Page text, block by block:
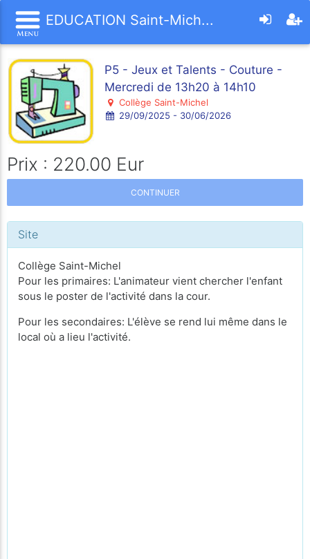
EDUCATION Saint-Mich...
P5 - Jeux et Talents - Couture -
Mercredi de 13h20 à 14h10
Collège Saint-Michel
29/09/2025 - 30/06/2026
Prix : 220.00 Eur
CONTINUER
Site
Collège Saint-Michel
Pour les primaires: L'animateur vient chercher l'enfant
sous le poster de l'activité dans la cour.
Pour les secondaires: L'élève se rend lui même dans le
local où a lieu l'activité.